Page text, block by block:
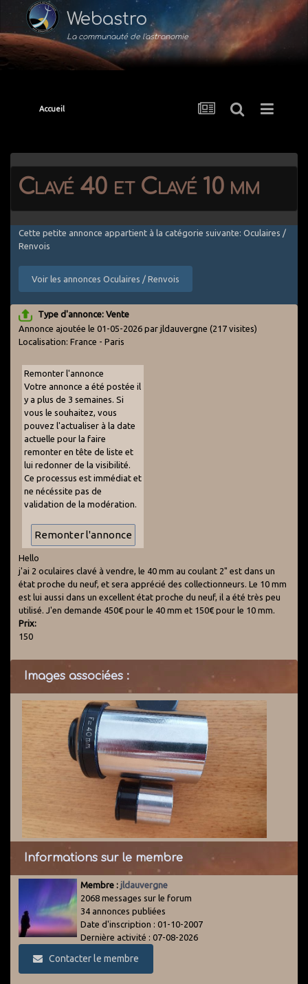
Webastro
La communauté de l'astronomie
Accueil
Clavé 40 et Clavé 10 mm
Cette petite annonce appartient à la catégorie suivante: Oculaires /
Renvois
Voir les annonces Oculaires / Renvois
Type d'annonce: Vente
Annonce ajoutée le 01-05-2026 par jldauvergne (217 visites)
Localisation: France - Paris
Remonter l'annonce
Votre annonce a été postée il
y a plus de 3 semaines. Si
vous le souhaitez, vous
pouvez l'actualiser à la date
actuelle pour la faire
remonter en tête de liste et
lui redonner de la visibilité.
Ce processus est immédiat et
ne nécéssite pas de
validation de la modération.
Hello
j'ai 2 oculaires clavé à vendre, le 40 mm au coulant 2" est dans un
état proche du neuf, et sera apprécié des collectionneurs. Le 10 mm
est lui aussi dans un excellent état proche du neuf, il a été très peu
utilisé. J'en demande 450€ pour le 40 mm et 150€ pour le 10 mm.
Prix:
150
Images associées :
Informations sur le membre
Membre : jldauvergne
2068 messages sur le forum
34 annonces publiées
Date d'inscription : 01-10-2007
Dernière activité : 07-08-2026
Contacter le membre